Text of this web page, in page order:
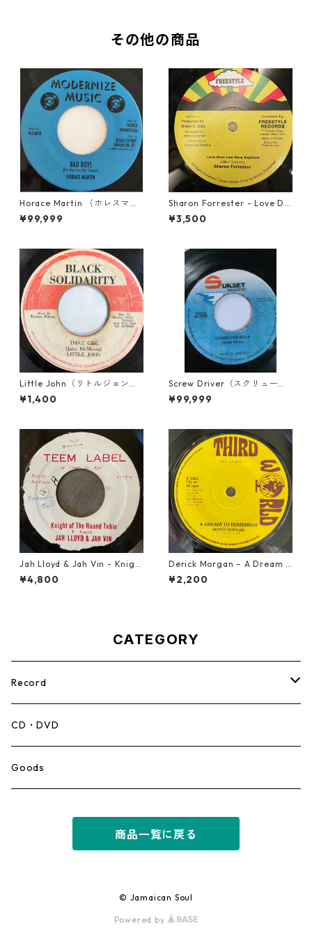
その他の商品
Horace Martin （ホレスマー
ティン） - Bad Boys【7'】
¥99,999
Sharon Forrester - Love Do
n't Live Here Anymore【12-
50068】
¥3,500
Little John（リトルジョン）
- That Girl 【7-20045】
¥1,400
Screw Driver（スクリュード
ライバー） - Computer Rule
【7'】
¥99,999
Jah Lloyd & Jah Vin - Knigh
t Of The Round Table【7-21
908】
¥4,800
Derick Morgan – A Dream T
o Remember【7-21824】
¥2,200
CATEGORY
Record
Mento,Calypso,Ballad
Ska
CD・DVD
Goods
商品一覧に戻る
© Jamaican Soul
Powered by